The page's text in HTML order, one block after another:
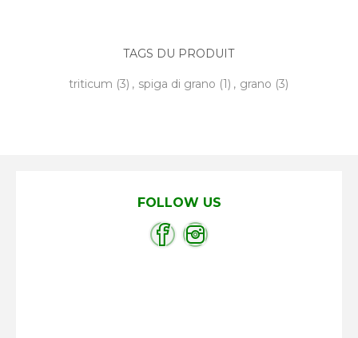
TAGS DU PRODUIT
triticum (3) , spiga di grano (1) , grano (3)
FOLLOW US